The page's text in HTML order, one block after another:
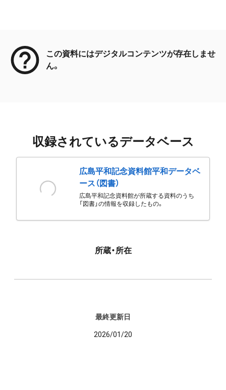
この資料にはデジタルコンテンツが存在しませ
ん。
収録されているデータベース
広島平和記念資料館平和データベ
ース（図書）
広島平和記念資料館が所蔵する資料のうち
「図書」の情報を収録したもの。
所蔵・所在
最終更新日
2026/01/20